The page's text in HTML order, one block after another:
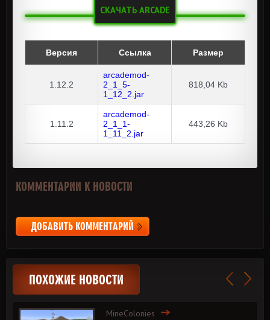
СКАЧАТЬ ARCADE
Версия Ссылка Размер
1.12.2
arcademod-
2_1_5-
1_12_2.jar
818,04 Kb
1.11.2
arcademod-
2_1_1-
1_11_2.jar
443,26 Kb
КОММЕНТАРИИ К НОВОСТИ
ДОБАВИТЬ КОММЕНТАРИЙ
ПОХОЖИЕ НОВОСТИ
MineColonies